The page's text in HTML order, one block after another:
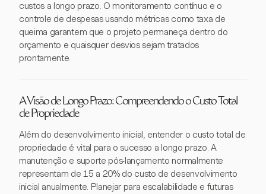
custos a longo prazo. O monitoramento contínuo e o
controle de despesas usando métricas como taxa de
queima garantem que o projeto permaneça dentro do
orçamento e quaisquer desvios sejam tratados
prontamente.
A Visão de Longo Prazo: Compreendendo o Custo Total
de Propriedade
Além do desenvolvimento inicial, entender o custo total de
propriedade é vital para o sucesso a longo prazo. A
manutenção e suporte pós-lançamento normalmente
representam de 15 a 20% do custo de desenvolvimento
inicial anualmente. Planejar para escalabilidade e futuras